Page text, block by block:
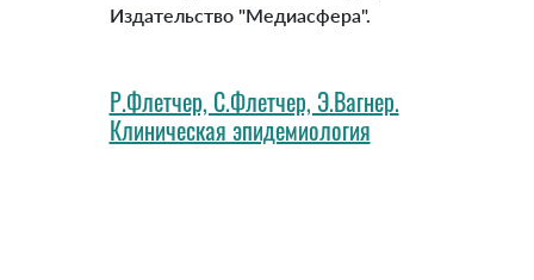
Издательство "Медиасфера".
Р.Флетчер, С.Флетчер, Э.Вагнер.
Клиническая эпидемиология